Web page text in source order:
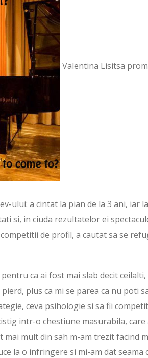
Valentina Lisitsa
ului: a cintat la pian de la 3 ani, iar
si, in ciuda rezultatelor ei
de profil, a cautat sa se
ca ai fost mai slab decit
plus ca mi se parea ca nu poti
ceva psihologie si sa fii
intr-o chestiune masurabila,
mai mult din sah m-am trezit facind
la o infringere si mi-am dat seama